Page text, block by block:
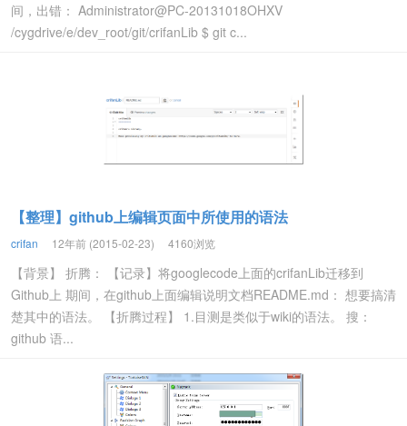
间，出错： Administrator@PC-20131018OHXV
/cygdrive/e/dev_root/git/crifanLib $ git c...
【整理】github上编辑页面中所使用的语法
crifan 12年前 (2015-02-23) 4160浏览
【背景】 折腾： 【记录】将googlecode上面的crifanLib迁移到
Github上 期间，在github上面编辑说明文档README.md： 想要搞清
楚其中的语法。 【折腾过程】 1.目测是类似于wiki的语法。 搜：
github 语...